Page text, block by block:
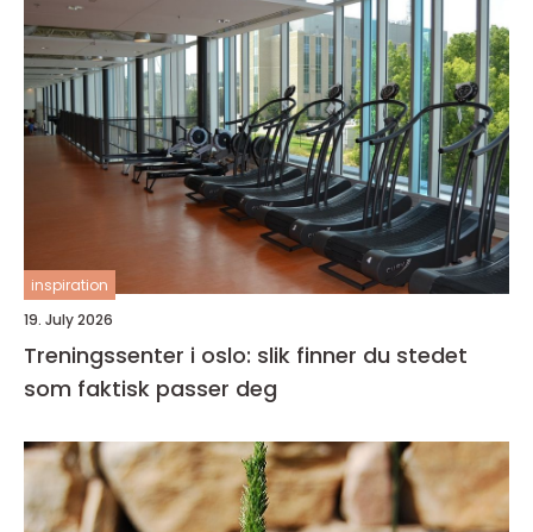
inspiration
19. July 2026
Treningssenter i oslo: slik finner du stedet
som faktisk passer deg